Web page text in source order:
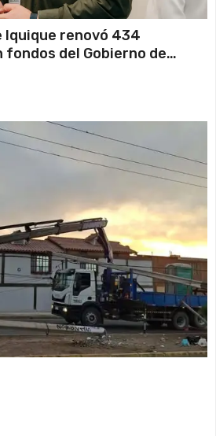
Iquique renovó 434
del Gobierno de